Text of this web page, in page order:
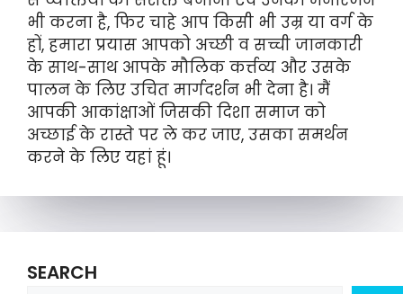
भी करना है, फिर चाहे आप किसी भी उम्र या वर्ग के
हों, हमारा प्रयास आपको अच्छी व सच्ची जानकारी
के साथ-साथ आपके मौलिक कर्त्तव्य और उसके
पालन के लिए उचित मार्गदर्शन भी देना है। मैं
आपकी आकांक्षाओं जिसकी दिशा समाज को
अच्छाई के रास्ते पर ले कर जाए, उसका समर्थन
करने के लिए यहां हूं।
SEARCH